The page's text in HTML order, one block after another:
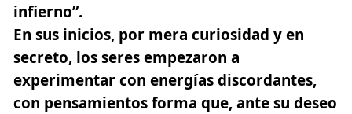
infierno”.
En sus inicios, por mera curiosidad y en
secreto, los seres empezaron a
experimentar con energías discordantes,
con pensamientos forma que, ante su deseo